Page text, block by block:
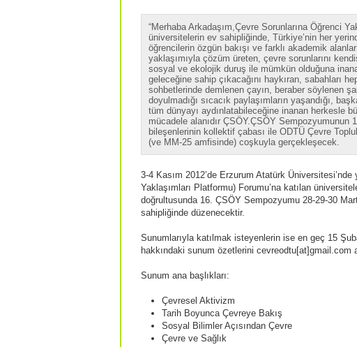
“Merhaba Arkadaşım,Çevre Sorunlarına Öğrenci
üniversitelerin ev sahipliğinde, Türkiye’nin her
öğrencilerin özgün bakışı ve farklı akademik
yaklaşımıyla çözüm üreten, çevre sorunlarını
sosyal ve ekolojik duruş ile mümkün olduğuna
geleceğine sahip çıkacağını haykıran, sabahları
sohbetlerinde demlenen çayın, beraber söylenen
doyulmadığı sıcacık paylaşımların yaşandığı,
tüm dünyayı aydınlatabileceğine inanan herkesle
mücadele alanıdır ÇSÖY.ÇSÖY Sempozyumunun
bileşenlerinin kollektif çabası ile ODTÜ Çevre
(ve MM-25 amfisinde) coşkuyla gerçekleşecek.
3-4 Kasım 2012’de Erzurum Atatürk
Yaklaşımları Platformu) Forumu’na katılan
doğrultusunda 16. ÇSÖY Sempozyumu 28-29-30
sahipliğinde düzenecektir.
Sunumlarıyla katılmak isteyenlerin ise en geç 15
hakkındaki sunum özetlerini cevreodtu[at]gmail.com
Sunum ana başlıkları:
Çevresel Aktivizm
Tarih Boyunca Çevreye Bakış
Sosyal Bilimler Açısından Çevre
Çevre ve Sağlık